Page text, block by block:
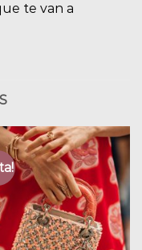
te van a